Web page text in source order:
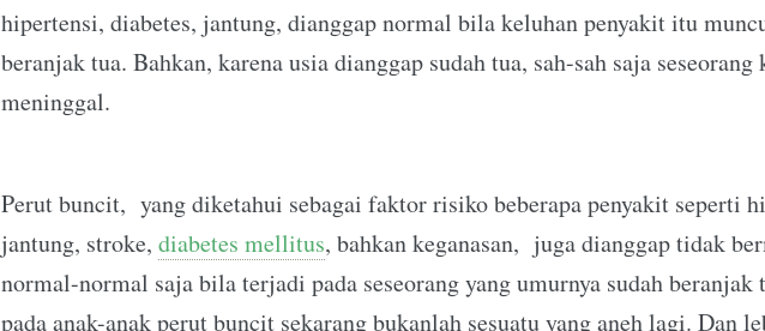
hipertensi, diabetes, jantung, dianggap normal bila keluhan penyakit itu
beranjak tua. Bahkan, karena usia dianggap sudah tua, sah-sah saja seseorang
meninggal.
Perut buncit, yang diketahui sebagai faktor risiko beberapa penyakit seperti
jantung, stroke, diabetes mellitus, bahkan keganasan, juga dianggap tidak
normal-normal saja bila terjadi pada seseorang yang umurnya sudah beranjak
pada anak-anak perut buncit sekarang bukanlah sesuatu yang aneh lagi. Dan